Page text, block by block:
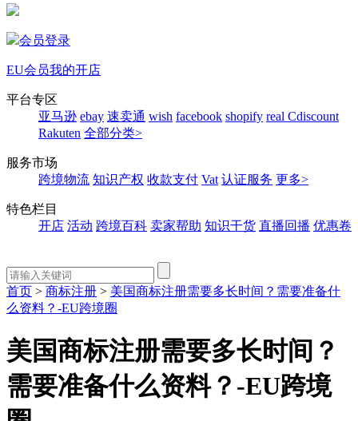
会员登录
EU会员我的开店
平台专区
亚马逊 ebay 速卖通 wish facebook shopify real Cdiscount
Rakuten 全部分类>
服务市场
跨境物流 知识产权 收款支付 Vat 认证服务 更多>
特色栏目
开店 活动 跨境百科 卖家帮助 知识干货 直播回播 优惠卷
首页 > 商标注册 > 美国商标注册需要多长时间？需要准备什
么资料？-EU跨境圈
美国商标注册需要多长时间？
需要准备什么资料？-EU跨境